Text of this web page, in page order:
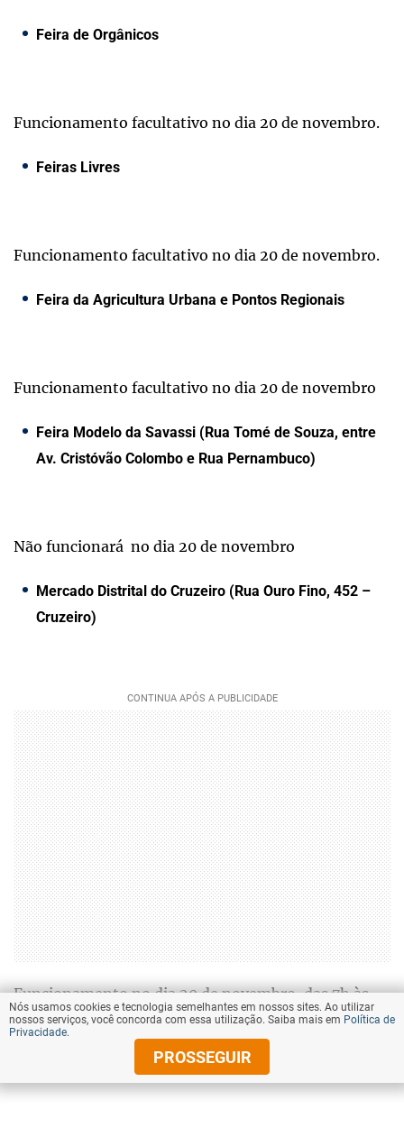
Feira de Orgânicos
Funcionamento facultativo no dia 20 de novembro.
Feiras Livres
Funcionamento facultativo no dia 20 de novembro.
Feira da Agricultura Urbana e Pontos Regionais
Funcionamento facultativo no dia 20 de novembro
Feira Modelo da Savassi (Rua Tomé de Souza, entre
Av. Cristóvão Colombo e Rua Pernambuco)
Não funcionará no dia 20 de novembro
Mercado Distrital do Cruzeiro (Rua Ouro Fino, 452 –
Cruzeiro)
Funcionamento no dia 20 de novembro, das 7h às
13h.
Programa Abastecer
Nós usamos cookies e tecnologia semelhantes em nossos sites. Ao utilizar
nossos serviços, você concorda com essa utilização. Saiba mais em Política de
Privacidade.
PROSSEGUIR